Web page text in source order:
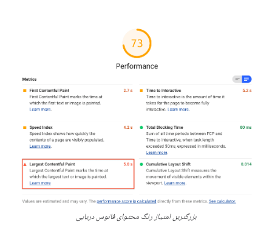
بزرگترین امتیاز رنگ محتوای فانوس دریایی